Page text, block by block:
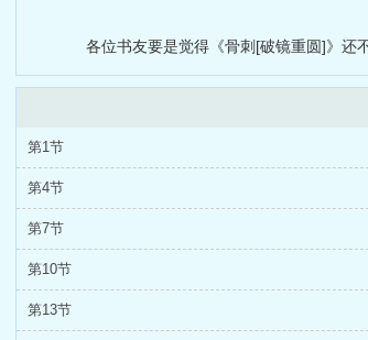
各位书友要是觉得《骨刺[破镜重圆]》还
第1节
第4节
第7节
第10节
第13节